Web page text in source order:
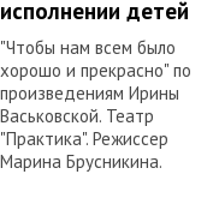
исполнении детей
"Чтобы нам всем было
хорошо и прекрасно" по
произведениям Ирины
Васьковской. Театр
"Практика". Режиссер
Марина Брусникина.